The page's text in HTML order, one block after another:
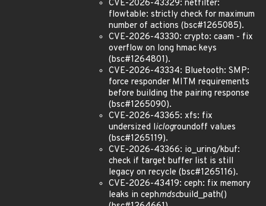
CVE-2026-43329: netfilter:
flowtable: strictly check for maximum
number of actions (bsc#1265085).
CVE-2026-43330: crypto: caam - fix
overflow on long hmac keys
(bsc#1264801).
CVE-2026-43334: Bluetooth: SMP:
force responder MITM requirements
before building the pairing response
(bsc#1265090).
CVE-2026-43365: xfs: fix
undersized liclogroundoff values
(bsc#1265119).
CVE-2026-43366: io_uring/kbuf:
check if target buffer list is still
legacy on recycle (bsc#1265116).
CVE-2026-43419: ceph: fix memory
leaks in cephmdscbuild_path()